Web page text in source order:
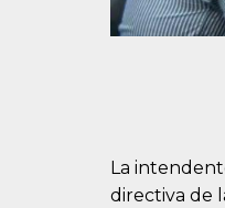
La
directiva de